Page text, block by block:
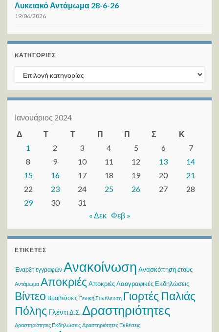
Λυκειακό Αντάμωμα 28-6-26
19/06/2026
KΑΤΗΓΟΡΊΕΣ
Kατηγορίες
Ιανουάριος 2024
Δ
Τ Τ Π Π Σ
Κ
1
2 3 4 5 6
7
8
9 10 11 12 13
14
15
16 17 18 19 20
21
22
23 24 25 26 27
28
29
30
31
« Δεκ Φεβ »
ΕΤΙΚΈΤΕΣ
Έναρξη εγγραφών Ανακοίνωση Ανασκόπηση έτους
Αντάμωμα Αποκριές Αποκριές Λαογραφικές Εκδηλώσεις
Βίντεο Βραβεύσεις Γενική Συνέλευση Γιορτές Παλιάς
Πόλης ΓλέντιΔ.Σ. Δραστηριότητες
Δραστηριότητες Εκδηλώσεις Δραστηριότητες Εκθέσεις